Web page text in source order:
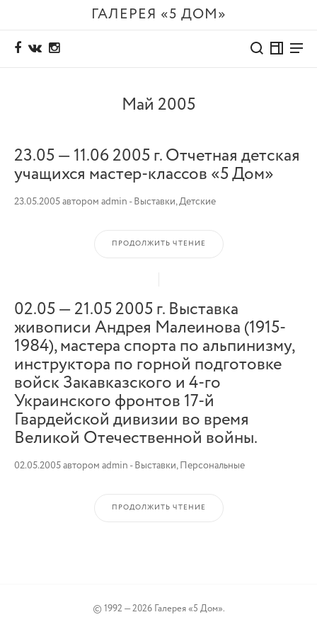
ГАЛЕРЕЯ «5 ДОМ»
Май 2005
23.05 — 11.06 2005 г. Отчетная детская
учащихся мастер-классов «5 Дом»
23.05.2005автором admin -Выставки,Детские
ПРОДОЛЖИТЬ ЧТЕНИЕ
02.05 — 21.05 2005 г. Выставка
живописи Андрея Малеинова (1915-
1984), мастера спорта по альпинизму,
инструктора по горной подготовке
войск Закавказского и 4-го
Украинского фронтов 17-й
Гвардейской дивизии во время
Великой Отечественной войны.
02.05.2005автором admin -Выставки,Персональные
ПРОДОЛЖИТЬ ЧТЕНИЕ
© 1992 — 2026 Галерея «5 Дом».